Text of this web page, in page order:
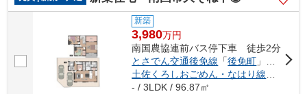
新築
3,980万円
南国農協連前バス停下車 徒歩2分
とさでん交通後免線 「後免町 」駅 徒歩13分
- / 3LDK / 96.87㎡